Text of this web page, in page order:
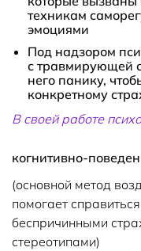
техникам
эмоциями
Под надзором
с травмирующей
него панику,
конкретному
В своей работе
когнитивно-
(основной метод
помогает
беспричинными
стереотипами)